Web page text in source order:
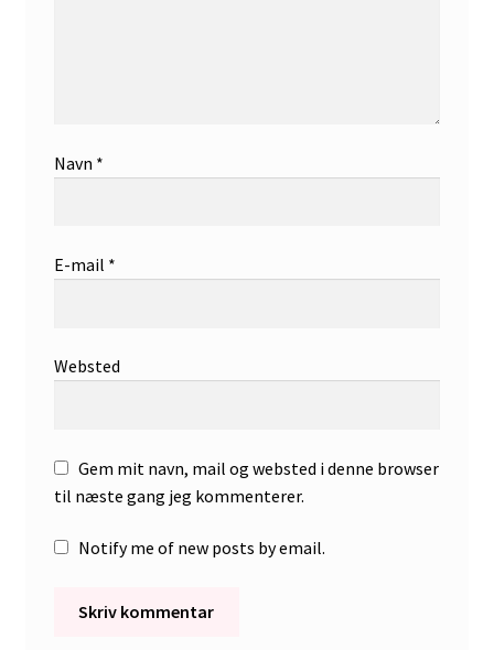
Navn *
E-mail *
Websted
Gem mit navn, mail og websted i denne browser
til næste gang jeg kommenterer.
Notify me of new posts by email.